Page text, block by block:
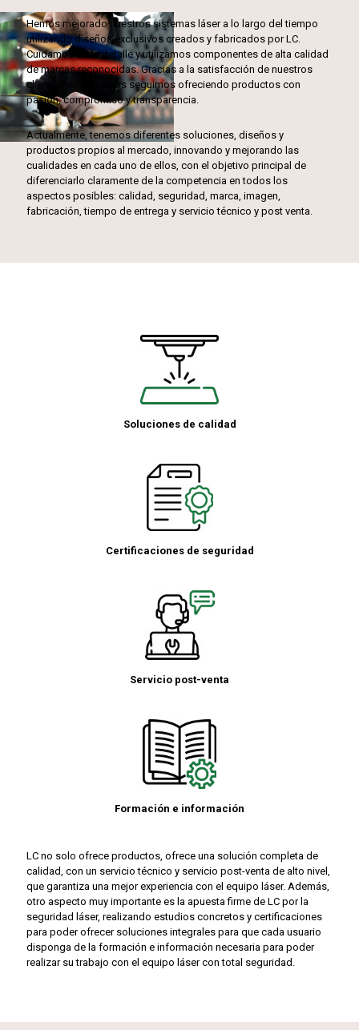
Hemos mejorado nuestros sistemas láser a lo largo del tiempo
utilizando diseños exclusivos creados y fabricados por LC.
Cuidamos cada detalle y utilizamos componentes de alta calidad
de marcas reconocidas. Gracias a la satisfacción de nuestros
clientes, en LC Lasers seguimos ofreciendo productos con
pasión, compromiso y transparencia.
Actualmente, tenemos diferentes soluciones, diseños y
productos propios al mercado, innovando y mejorando las
cualidades en cada uno de ellos, con el objetivo principal de
diferenciarlo claramente de la competencia en todos los
aspectos posibles: calidad, seguridad, marca, imagen,
fabricación, tiempo de entrega y servicio técnico y post venta.
Soluciones de calidad
Certificaciones de seguridad
Servicio post-venta
Formación e información
LC no solo ofrece productos, ofrece una solución completa de
calidad, con un servicio técnico y servicio post-venta de alto nivel,
que garantiza una mejor experiencia con el equipo láser. Además,
otro aspecto muy importante es la apuesta firme de LC por la
seguridad láser, realizando estudios concretos y certificaciones
para poder ofrecer soluciones integrales para que cada usuario
disponga de la formación e información necesaria para poder
realizar su trabajo con el equipo láser con total seguridad.